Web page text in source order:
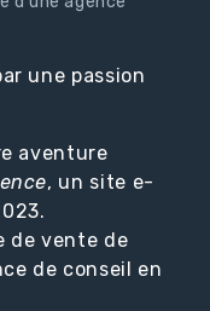
une passion
aventure
, un site e-
de vente de
de conseil en